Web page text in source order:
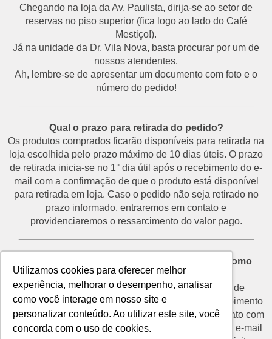
Utilizamos cookies para oferecer melhor
experiência, melhorar o desempenho, analisar
como você interage em nosso site e
personalizar conteúdo. Ao utilizar este site, você
concorda com o uso de cookies.
Chegando na loja da Av. Paulista, dirija-se ao setor de
reservas no piso superior (fica logo ao lado do Café
Mestiço!).
Já na unidade da Dr. Vila Nova, basta procurar por um de
nossos atendentes.
Ah, lembre-se de apresentar um documento com foto e o
número do pedido!
Qual o prazo para retirada do pedido?
Os produtos comprados ficarão disponíveis para retirada na
loja escolhida pelo prazo máximo de 10 dias úteis. O prazo
de retirada inicia-se no 1° dia útil após o recebimento do e-
mail com a confirmação de que o produto está disponível
para retirada em loja. Caso o pedido não seja retirado no
prazo informado, entraremos em contato e
providenciaremos o ressarcimento do valor pago.
Desisti do pedido e não vou retirá-lo na loja. Como
proceder?
O prazo para devolução de produtos por motivo de
desistência é de até 7 dias corridos a partir do recebimento
do e-mail de confirmação de retirada. Entre em contato com
o nosso SAC através do telefone (11) 3292-2660 ou e-mail